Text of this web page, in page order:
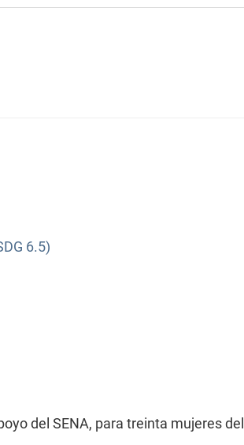
6.5)
del SENA, para treinta mujeres del